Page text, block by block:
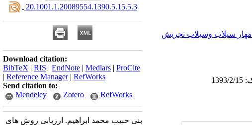
مهار سیلاب وسیلاب تجریش
‎ 20.1001.1.20089554.1390.5.15.5.3
Download citation:
BibTeX | RIS | EndNote | Medlars | ProCite
| Reference Manager| RefWorks
Send citation to:
Mendeley
Zotero RefWorks
بنی حبیب محمد ابراهیم. ارزیابی روش های